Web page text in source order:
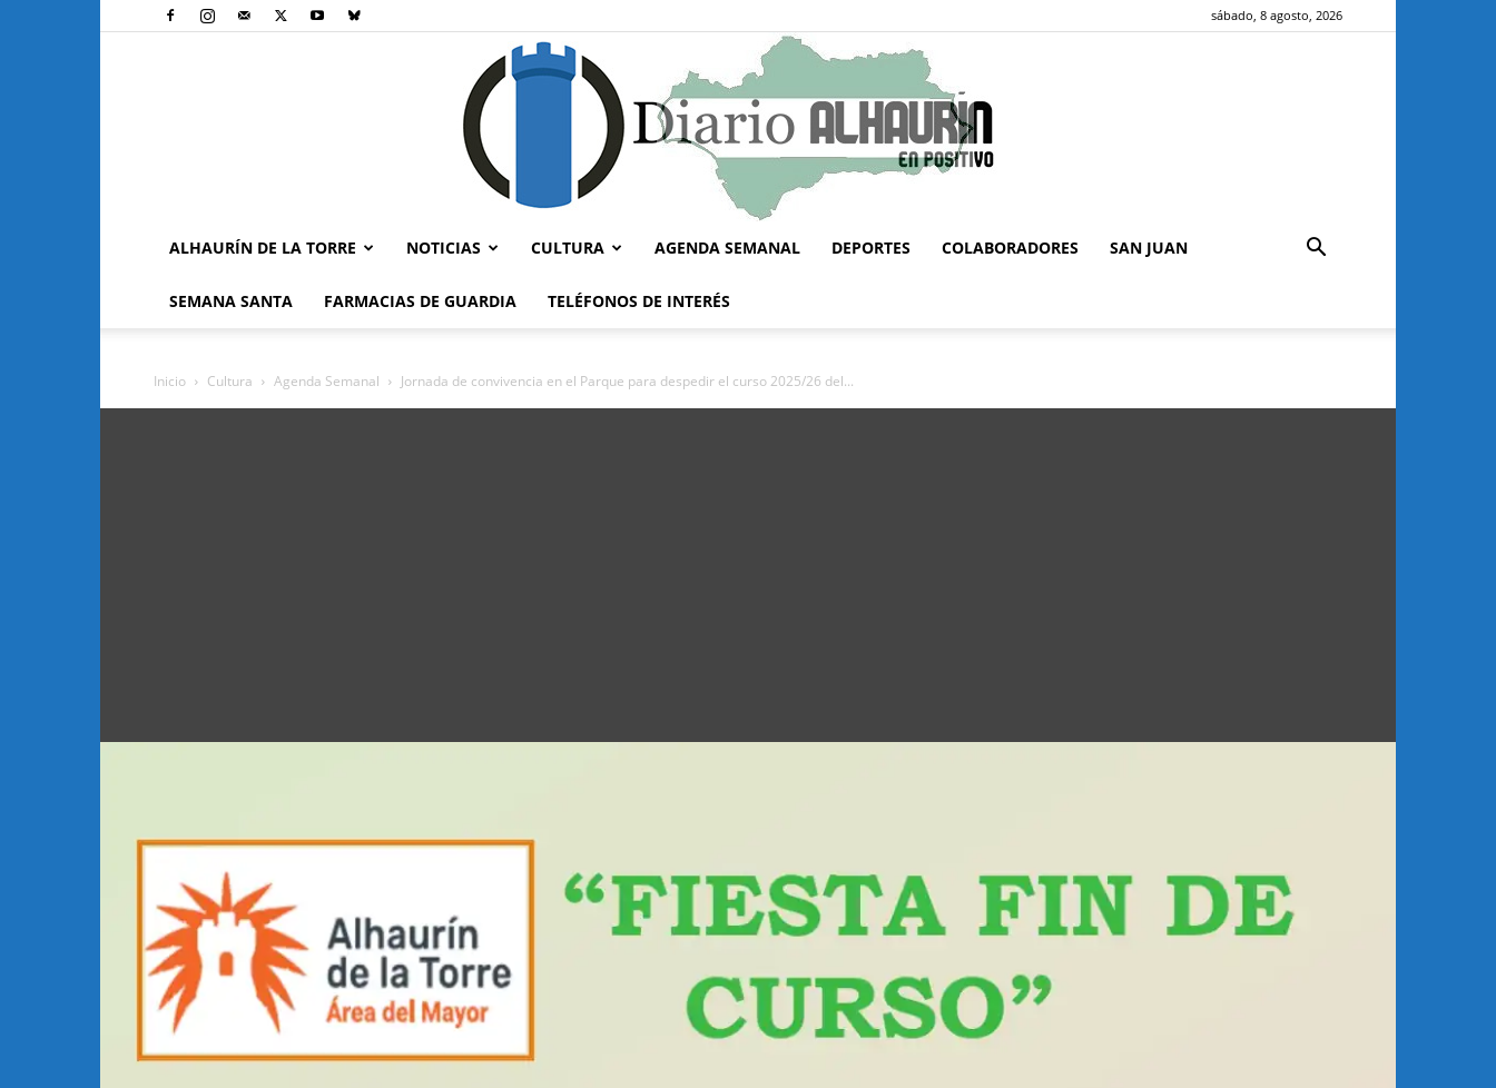
sábado, 8 agosto, 2026
ALHAURÍN DE LA TORRE NOTICIAS CULTURA AGENDA SEMANAL DEPORTES COLABORADORES SAN JUAN
SEMANA SANTA FARMACIAS DE GUARDIA TELÉFONOS DE INTERÉS
Inicio Cultura Agenda Semanal Jornada de convivencia en el Parque para despedir el curso 2025/26 del...